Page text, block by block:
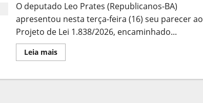
O deputado Leo Prates (Republicanos-BA)
apresentou nesta terça-feira (16) seu parecer ao
Projeto de Lei 1.838/2026, encaminhado...
Leia maisLeia
mais
Prates